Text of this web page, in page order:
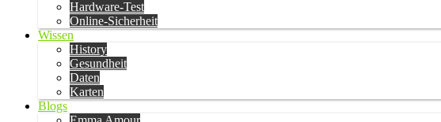
Hardware-Test
Online-Sicherheit
Wissen
History
Gesundheit
Daten
Karten
Blogs